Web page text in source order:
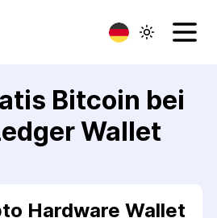
Bitcoin bei
Wallet
Hardware Wallet